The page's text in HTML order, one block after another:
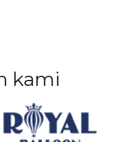
kami